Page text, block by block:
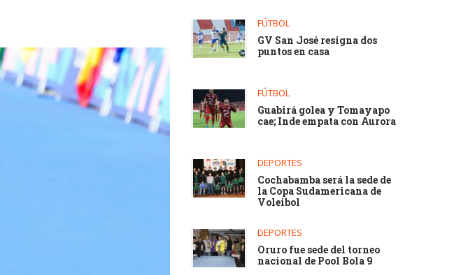
FÚTBOL
GV San José resigna dos
puntos en casa
FÚTBOL
Guabirá golea y Tomayapo
cae; Inde empata con Aurora
DEPORTES
Cochabamba será la sede de
la Copa Sudamericana de
Voleibol
DEPORTES
Oruro fue sede del torneo
nacional de Pool Bola 9